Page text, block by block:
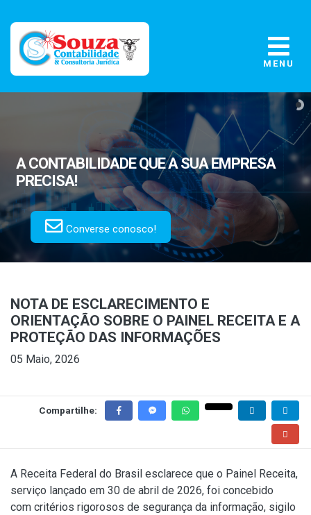
MENU
A CONTABILIDADEQUE A SUA EMPRESA
PRECISA!
Converse conosco!
NOTA DE ESCLARECIMENTO E
ORIENTAÇÃO SOBRE O PAINEL RECEITA E A
PROTEÇÃO DAS INFORMAÇÕES
05 Maio, 2026
Compartilhe:
A Receita Federal do Brasil esclarece que o Painel Receita,
serviço lançado em 30 de abril de 2026, foi concebido
com critérios rigorosos de segurança da informação, sigilo